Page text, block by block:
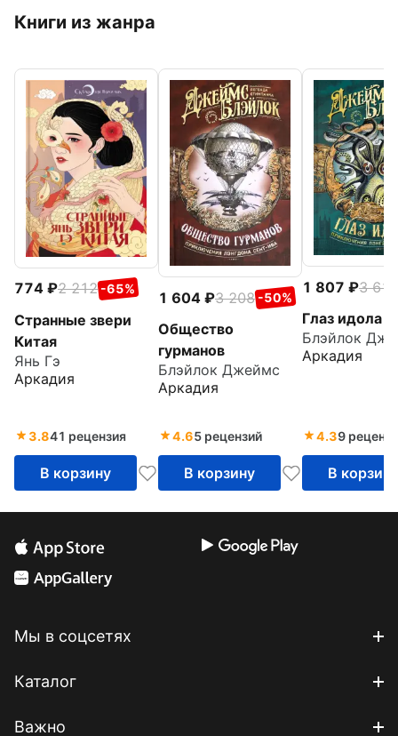
Книги из жанра
774 2 212 -65%
Странные звери
Китая
Янь Гэ
Аркадия
3.841 рецензия
В корзину
1 604 3 208 -50%
Общество
гурманов
Блэйлок Джеймс
Аркадия
4.65 рецензий
В корзину
1 807
3 613
Глаз идола
Блэйлок
Аркадия
4.39
В корзину
Мы в соцсетях
Каталог
Важно